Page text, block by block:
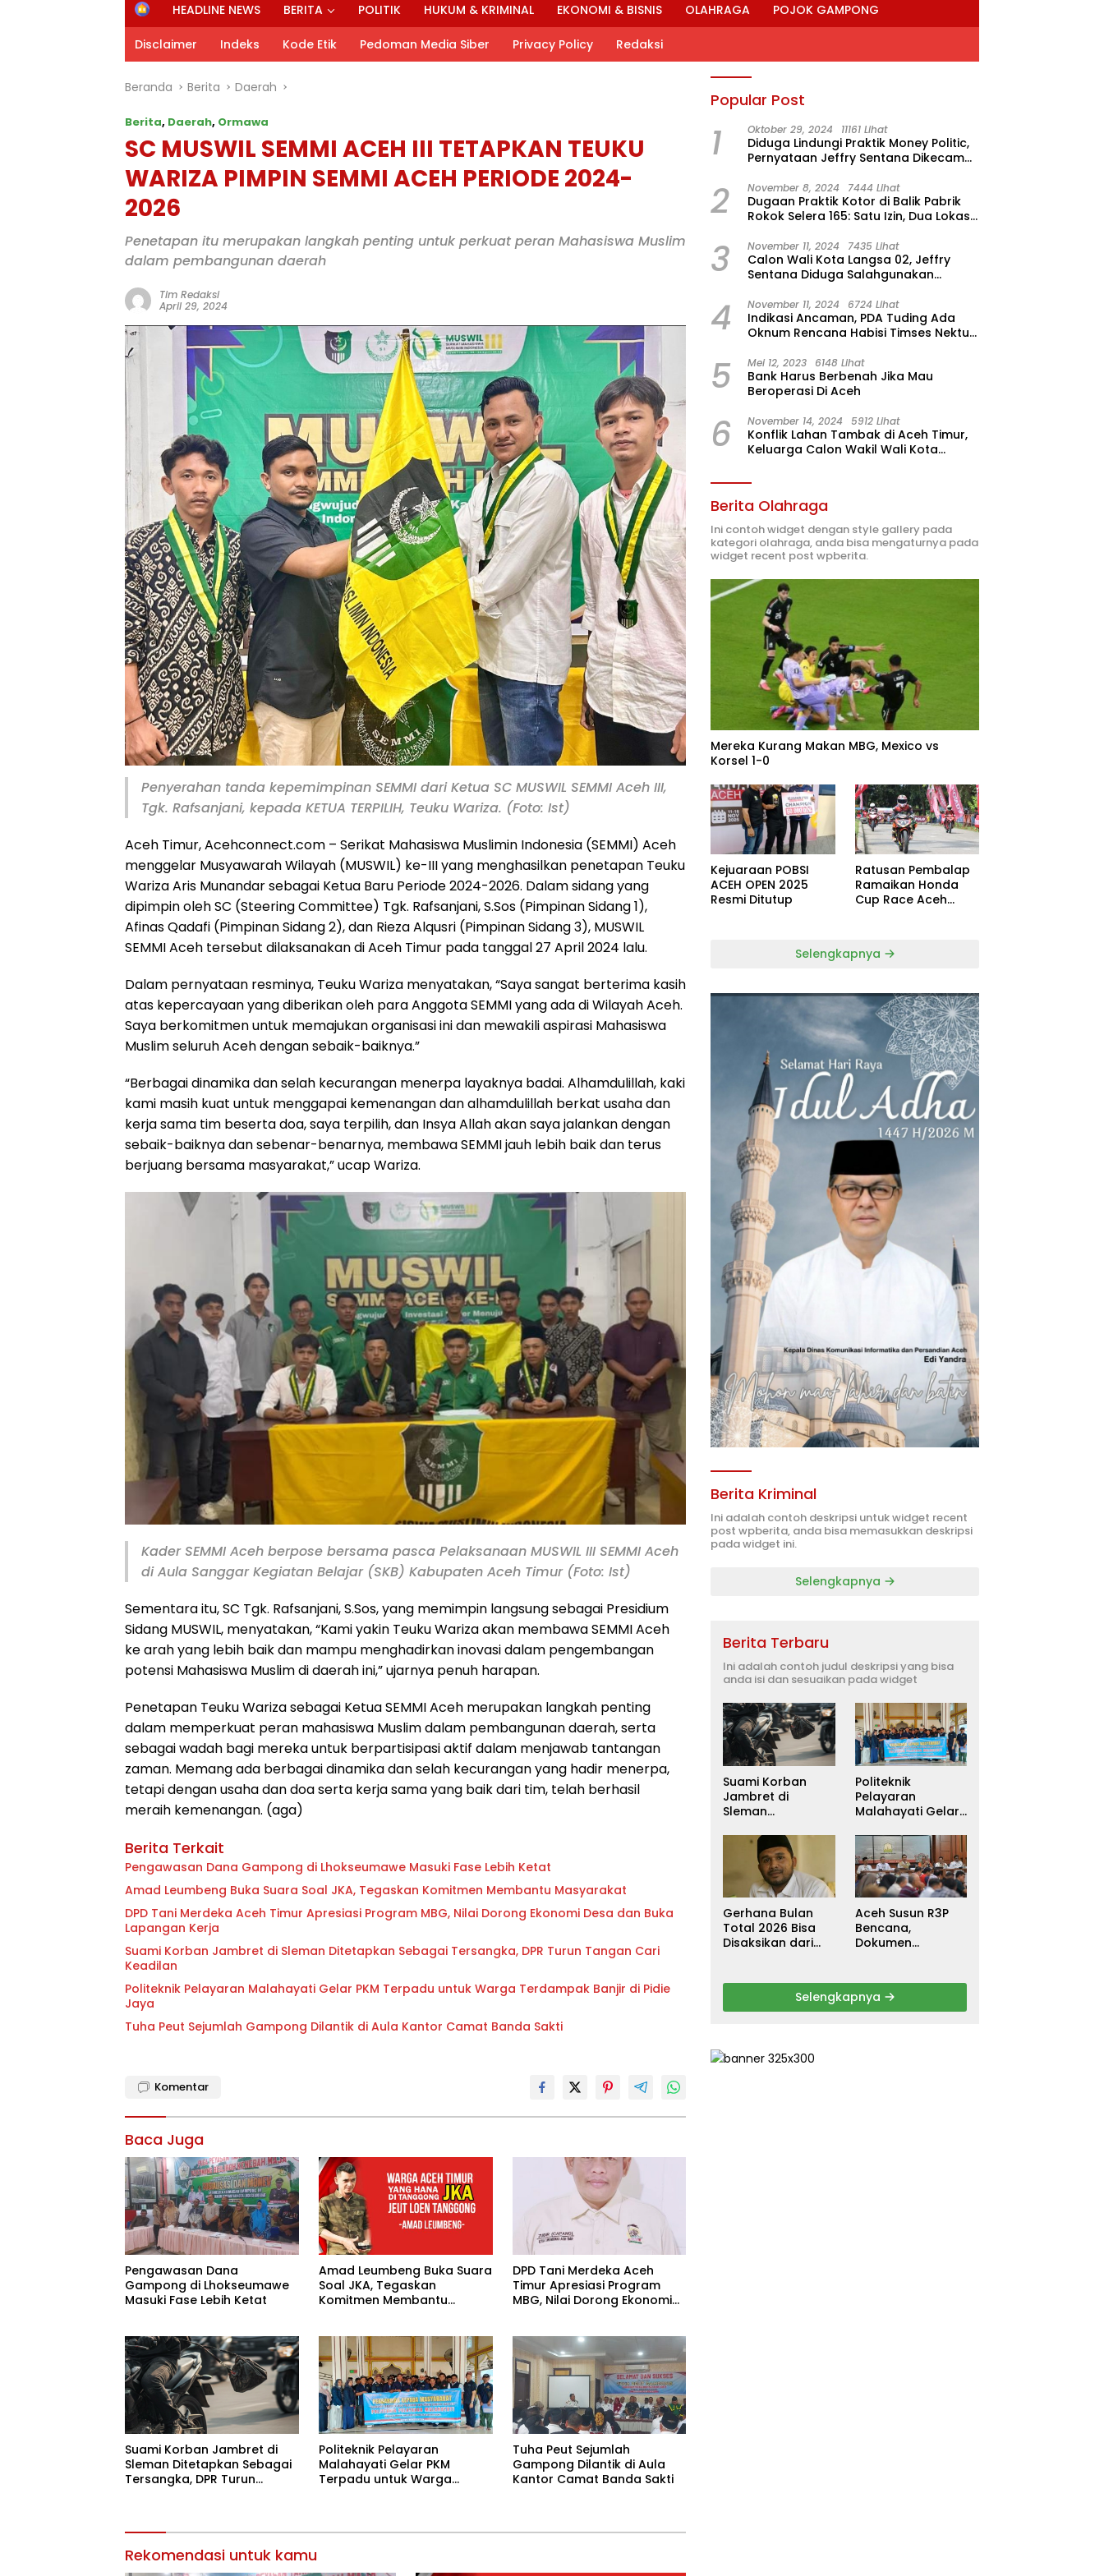
H
o
m
e
HEADLINE NEWS BERITA POLITIK HUKUM & KRIMINAL EKONOMI & BISNIS OLAHRAGA POJOK GAMPONG
Disclaimer Indeks Kode Etik Pedoman Media Siber Privacy Policy Redaksi
Beranda Berita Daerah
Berita, Daerah, Ormawa
SC MUSWIL SEMMI ACEH III TETAPKAN TEUKU
WARIZA PIMPIN SEMMI ACEH PERIODE 2024-
2026
Penetapan itu merupakan langkah penting untuk perkuat peran Mahasiswa Muslim
dalam pembangunan daerah
Tim Redaksi
April 29, 2024
Penyerahan tanda kepemimpinan SEMMI dari Ketua SC MUSWIL SEMMI Aceh III,
Tgk. Rafsanjani, kepada KETUA TERPILIH, Teuku Wariza. (Foto: Ist)
Aceh Timur, Acehconnect.com – Serikat Mahasiswa Muslimin Indonesia (SEMMI) Aceh
menggelar Musyawarah Wilayah (MUSWIL) ke-III yang menghasilkan penetapan Teuku
Wariza Aris Munandar sebagai Ketua Baru Periode 2024-2026. Dalam sidang yang
dipimpin oleh SC (Steering Committee) Tgk. Rafsanjani, S.Sos (Pimpinan Sidang 1),
Afinas Qadafi (Pimpinan Sidang 2), dan Rieza Alqusri (Pimpinan Sidang 3), MUSWIL
SEMMI Aceh tersebut dilaksanakan di Aceh Timur pada tanggal 27 April 2024 lalu.
Dalam pernyataan resminya, Teuku Wariza menyatakan, “Saya sangat berterima kasih
atas kepercayaan yang diberikan oleh para Anggota SEMMI yang ada di Wilayah Aceh.
Saya berkomitmen untuk memajukan organisasi ini dan mewakili aspirasi Mahasiswa
Muslim seluruh Aceh dengan sebaik-baiknya.”
“Berbagai dinamika dan selah kecurangan menerpa layaknya badai. Alhamdulillah, kaki
kami masih kuat untuk menggapai kemenangan dan alhamdulillah berkat usaha dan
kerja sama tim beserta doa, saya terpilih, dan Insya Allah akan saya jalankan dengan
sebaik-baiknya dan sebenar-benarnya, membawa SEMMI jauh lebih baik dan terus
berjuang bersama masyarakat,” ucap Wariza.
Kader SEMMI Aceh berpose bersama pasca Pelaksanaan MUSWIL III SEMMI Aceh
di Aula Sanggar Kegiatan Belajar (SKB) Kabupaten Aceh Timur (Foto: Ist)
Sementara itu, SC Tgk. Rafsanjani, S.Sos, yang memimpin langsung sebagai Presidium
Sidang MUSWIL, menyatakan, “Kami yakin Teuku Wariza akan membawa SEMMI Aceh
ke arah yang lebih baik dan mampu menghadirkan inovasi dalam pengembangan
potensi Mahasiswa Muslim di daerah ini,” ujarnya penuh harapan.
Penetapan Teuku Wariza sebagai Ketua SEMMI Aceh merupakan langkah penting
dalam memperkuat peran mahasiswa Muslim dalam pembangunan daerah, serta
sebagai wadah bagi mereka untuk berpartisipasi aktif dalam menjawab tantangan
zaman. Memang ada berbagai dinamika dan selah kecurangan yang hadir menerpa,
tetapi dengan usaha dan doa serta kerja sama yang baik dari tim, telah berhasil
meraih kemenangan. (aga)
Berita Terkait
Pengawasan Dana Gampong di Lhokseumawe Masuki Fase Lebih Ketat
Amad Leumbeng Buka Suara Soal JKA, Tegaskan Komitmen Membantu Masyarakat
DPD Tani Merdeka Aceh Timur Apresiasi Program MBG, Nilai Dorong Ekonomi Desa dan Buka
Lapangan Kerja
Suami Korban Jambret di Sleman Ditetapkan Sebagai Tersangka, DPR Turun Tangan Cari
Keadilan
Politeknik Pelayaran Malahayati Gelar PKM Terpadu untuk Warga Terdampak Banjir di Pidie
Jaya
Tuha Peut Sejumlah Gampong Dilantik di Aula Kantor Camat Banda Sakti
Komentar
Baca Juga
Pengawasan Dana
Gampong di Lhokseumawe
Masuki Fase Lebih Ketat
Amad Leumbeng Buka Suara
Soal JKA, Tegaskan
Komitmen Membantu
DPD Tani Merdeka Aceh
Timur Apresiasi Program
MBG, Nilai Dorong Ekonomi
Suami Korban Jambret di
Sleman Ditetapkan Sebagai
Tersangka, DPR Turun
Politeknik Pelayaran
Malahayati Gelar PKM
Terpadu untuk Warga
Tuha Peut Sejumlah
Gampong Dilantik di Aula
Kantor Camat Banda Sakti
Rekomendasi untuk kamu
Popular Post
1 Oktober 29, 2024 11161 Lihat
Diduga Lindungi Praktik Money Politic,
Pernyataan Jeffry Sentana Dikecam
2 November 8, 2024 7444 Lihat
Dugaan Praktik Kotor di Balik Pabrik
Rokok Selera 165: Satu Izin, Dua Lokasi
3 November 11, 2024 7435 Lihat
Calon Wali Kota Langsa 02, Jeffry
Sentana Diduga Salahgunakan
4 November 11, 2024 6724 Lihat
Indikasi Ancaman, PDA Tuding Ada
Oknum Rencana Habisi Timses Nektu-
5 Mei 12, 2023 6148 Lihat
Bank Harus Berbenah Jika Mau
Beroperasi Di Aceh
6 November 14, 2024 5912 Lihat
Konflik Lahan Tambak di Aceh Timur,
Keluarga Calon Wakil Wali Kota
Berita Olahraga
Ini contoh widget dengan style gallery pada
kategori olahraga, anda bisa mengaturnya pada
widget recent post wpberita.
Mereka Kurang Makan MBG, Mexico vs
Korsel 1-0
Kejuaraan POBSI
ACEH OPEN 2025
Resmi Ditutup
Ratusan Pembalap
Ramaikan Honda
Cup Race Aceh
Selengkapnya
Berita Kriminal
Ini adalah contoh deskripsi untuk widget recent
post wpberita, anda bisa memasukkan deskripsi
pada widget ini.
Selengkapnya
Berita Terbaru
Ini adalah contoh judul deskripsi yang bisa
anda isi dan sesuaikan pada widget
Suami Korban
Jambret di
Sleman
Sebagai
Tersangka, DPR
Turun Tangan
Cari Keadilan
Politeknik
Pelayaran
Malahayati Gelar
untuk Warga
Terdampak Banjir
di Pidie Jaya
Gerhana Bulan
Total 2026 Bisa
Disaksikan dari
Aceh Susun R3P
Bencana,
Dokumen
Ditarget Rampung
Januari 2026
Selengkapnya